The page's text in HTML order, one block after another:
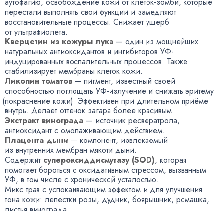
перестали выполнять свои функции и замедляют
восстановительные процессы. Снижает ущерб
от ультрафиолета.
Кверцетин из кожуры лука — один из мощнейших
натуральных антиоксидантов и ингибиторов УФ-
индуцированных воспалительных процессов. Также
стабилизирует мембраны клеток кожи.
Ликопин томатов — пигмент, известный своей
способностью поглощать УФ-излучение и снижать эритему
(покраснение кожи). Эффективен при длительном приёме
внутрь. Делает оттенок загара более красивым
Экстракт винограда — источник ресвератрола,
антиоксидант с омолаживающим действием.
Плацента дыни — компонент, извлекаемый
из внутренних мембран мякоти дыни.
Содержит супероксиддисмутазу (SOD), которая
помогает бороться с оксидативным стрессом, вызванным
УФ, в том числе с хронической усталостью.
Микс трав с успокаивающим эффектом и для улучшения
тона кожи: лепестки розы, дудник, боярышник, ромашка,